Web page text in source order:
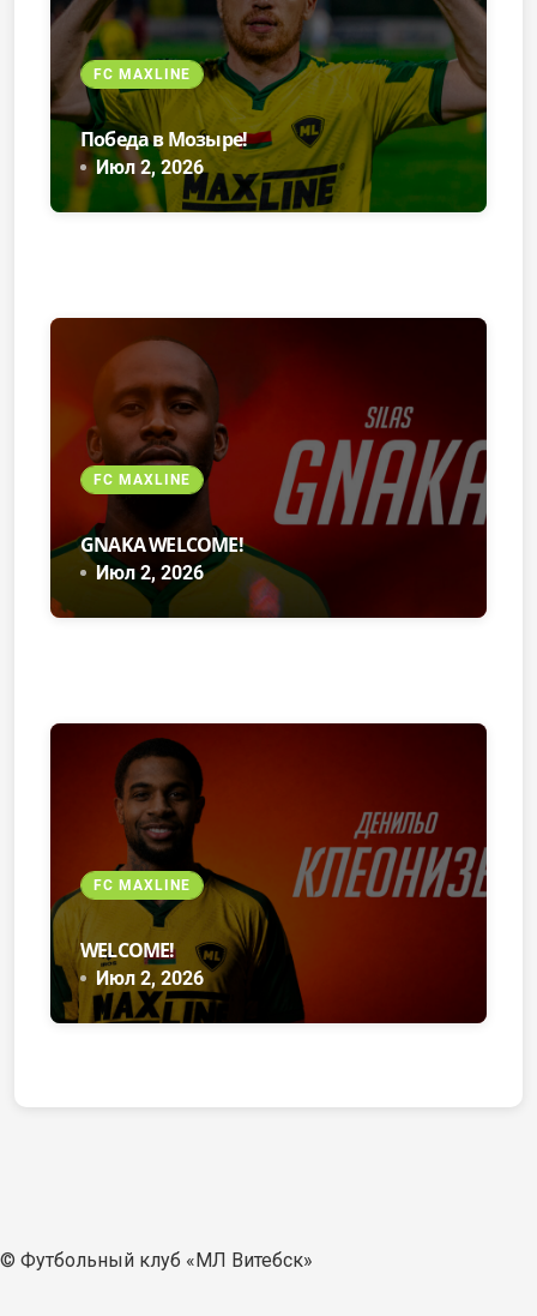
FC MAXLINE
Победа в Мозыре!
Июл 2, 2026
FC MAXLINE
GNAKA WELCOME!
Июл 2, 2026
FC MAXLINE
WELCOME!
Июл 2, 2026
© Футбольный клуб «МЛ Витебск»